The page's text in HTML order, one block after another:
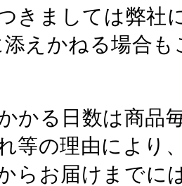
きましては弊社
えかねる場合
かる日数は商品
等の理由により
らお届けまでに